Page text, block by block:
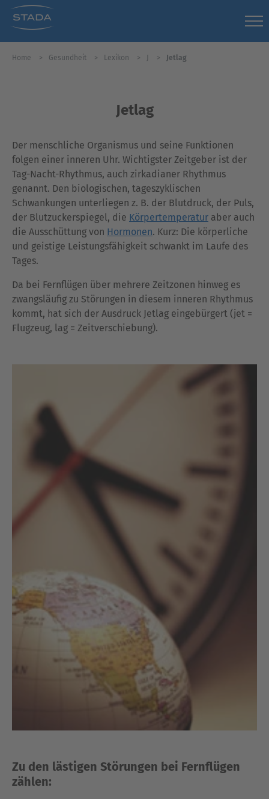
Home Gesundheit Lexikon J Jetlag
Jetlag
Der menschliche Organismus und seine Funktionen
folgen einer inneren Uhr. Wichtigster Zeitgeber ist der
Tag-Nacht-Rhythmus, auch zirkadianer Rhythmus
genannt. Den biologischen, tageszyklischen
Schwankungen unterliegen z. B. der Blutdruck, der Puls,
der Blutzuckerspiegel, die Körpertemperatur aber auch
die Ausschüttung von Hormonen. Kurz: Die körperliche
und geistige Leistungsfähigkeit schwankt im Laufe des
Tages.
Da bei Fernflügen über mehrere Zeitzonen hinweg es
zwangsläufig zu Störungen in diesem inneren Rhythmus
kommt, hat sich der Ausdruck Jetlag eingebürgert (jet =
Flugzeug, lag = Zeitverschiebung).
Zu den lästigen Störungen bei Fernflügen
zählen: